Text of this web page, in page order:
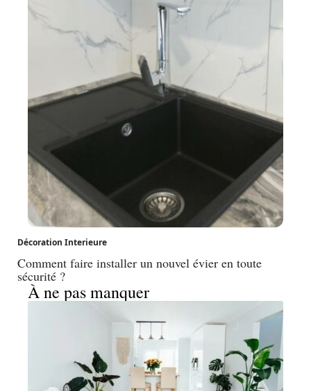
Décoration Interieure
Comment faire installer un nouvel évier en toute
sécurité ?
À ne pas manquer